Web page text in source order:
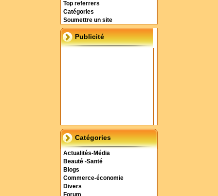
Top referrers
Catégories
Soumettre un site
Publicité
Catégories
Actualités-Média
Beauté -Santé
Blogs
Commerce-économie
Divers
Forum